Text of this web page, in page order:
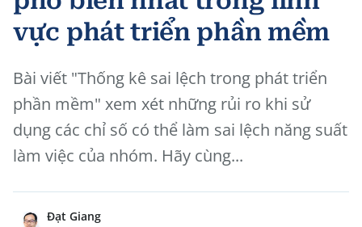
vực phát triển phần mềm
Bài viết "Thống kê sai lệch trong phát triển
phần mềm" xem xét những rủi ro khi sử
dụng các chỉ số có thể làm sai lệch năng suất
làm việc của nhóm. Hãy cùng...
Đạt Giang